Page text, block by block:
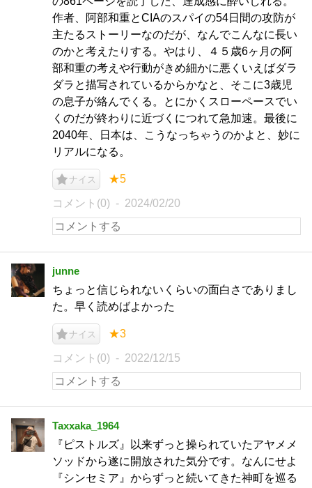
作者、阿部和重とCIAのスパイの54日間の攻防が
主たるストーリーなのだが、なんでこんなに長い
のかと考えたりする。やはり、４５歳6ヶ月の阿
部和重の考えや行動がきめ細かに悪くいえばダラ
ダラと描写されているからかなと、そこに3歳児
の息子が絡んでくる。とにかくスローペースでい
くのだが終わりに近づくにつれて急加速。最後に
2040年、日本は、こうなっちゃうのかよと、妙に
リアルになる。
ナイス ★5
コメント(0) 2024/02/20
junne
ちょっと信じられないくらいの面白さでありまし
た。早く読めばよかった
ナイス ★3
コメント(0) 2022/12/15
Taxxaka_1964
『ピストルズ』以来ずっと操られていたアヤメメ
ソッドから遂に開放された気分です。なんにせよ
『シンセミア』からずっと続いてきた神町を巡る